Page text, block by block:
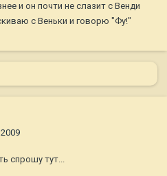
и он почти не слазит с Венди
с Веньки и говорю "Фу!"
спрошу тут...